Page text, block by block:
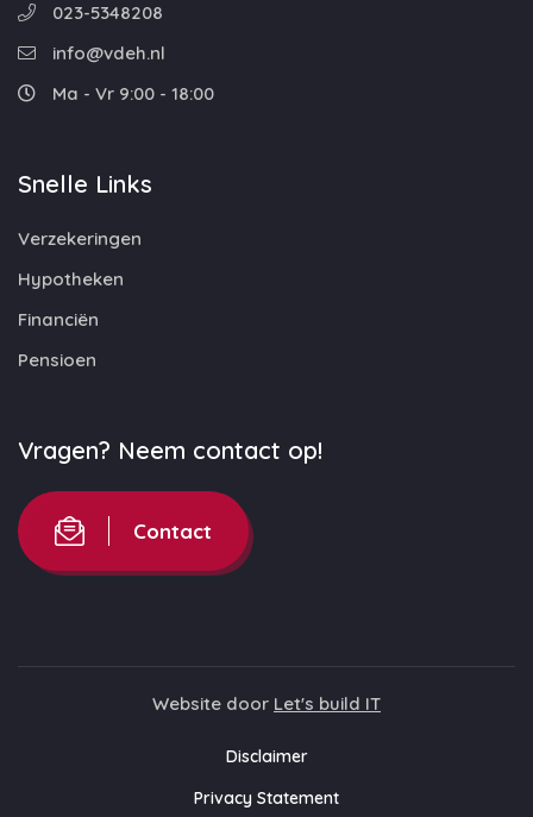
023-5348208
info@vdeh.nl
Ma - Vr 9:00 - 18:00
Snelle Links
Verzekeringen
Hypotheken
Financiën
Pensioen
Vragen? Neem contact op!
Contact
Website door Let's build IT
Disclaimer
Privacy Statement